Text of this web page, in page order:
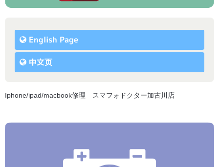
English Page
中文页
Iphone/ipad/macbook修理 スマフォドクター加古川店